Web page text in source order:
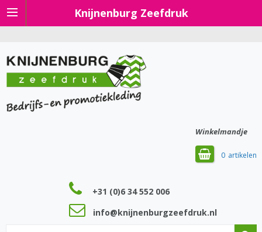
Knijnenburg Zeefdruk
Winkelmandje
0
+31 (0)6 34 552 006
info@knijnenburgzeefdruk.nl